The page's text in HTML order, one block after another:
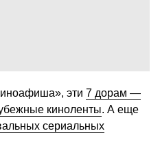
эти 7 дорам —
киноленты. А еще
сериальных